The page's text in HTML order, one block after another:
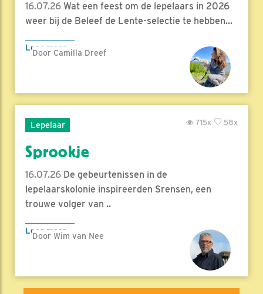
16.07.26 Wat een feest om de lepelaars in 2026
weer bij de Beleef de Lente-selectie te hebben...
Lees meer
Door Camilla Dreef
Lepelaar 58x
715x
Sprookje
16.07.26 De gebeurtenissen in de
lepelaarskolonie inspireerden Srensen, een
trouwe volger van ..
Lees meer
Door Wim van Nee